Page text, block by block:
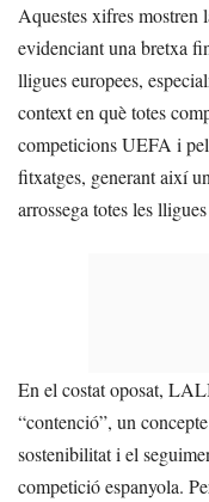
Aquestes xifres mostren
evidenciant una bretxa
lligues europees,
context en què totes
competicions UEFA i
fitxatges, generant així
arrossega totes les
En el costat oposat,
“contenció”, un
sostenibilitat i el
competició espanyola.